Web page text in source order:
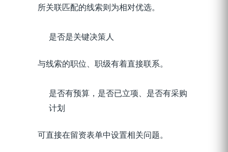
所关联匹配的线索则为相对优选。
是否是关键决策人
与线索的职位、职级有着直接联系。
是否有预算，是否已立项、是否有采购
计划
可直接在留资表单中设置相关问题。